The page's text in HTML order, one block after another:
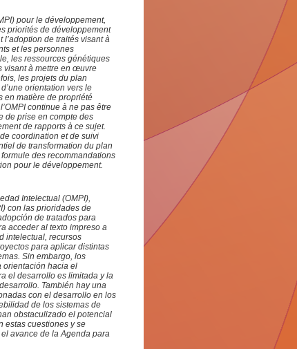
pour le développement,
priorités de développement
de traités visant à
et les personnes
les ressources génétiques
visant à mettre en œuvre
les projets du plan
orientation vers le
en matière de propriété
continue à ne pas être
de prise en compte des
de rapports à ce sujet.
coordination et de suivi
de transformation du plan
des recommandations
pour le développement.
Intelectual (OMPI),
con las prioridades de
de tratados para
acceder al texto impreso a
intelectual, recursos
para aplicar distintas
Sin embargo, los
orientación hacia el
el desarrollo es limitada y la
También hay una
con el desarrollo en los
de los sistemas de
obstaculizado el potencial
estas cuestiones y se
avance de la Agenda para